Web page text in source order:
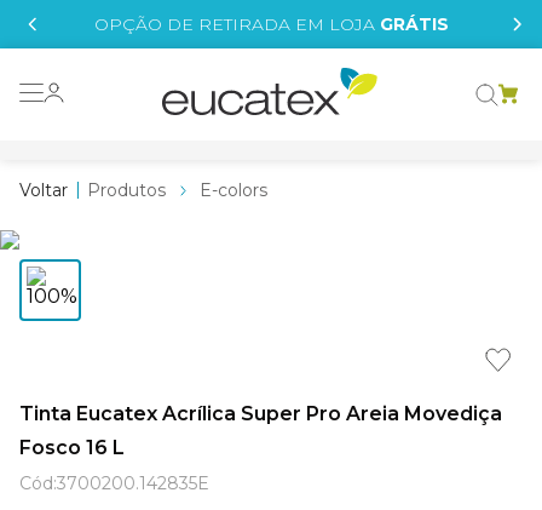
OPÇÃO DE RETIRADA EM LOJA GRÁTIS
Produtos E-colors
Tinta Eucatex Acrílica Super Pro Areia Movediça
Fosco 16 L
Cód:3700200.142835E
tinta
tinta